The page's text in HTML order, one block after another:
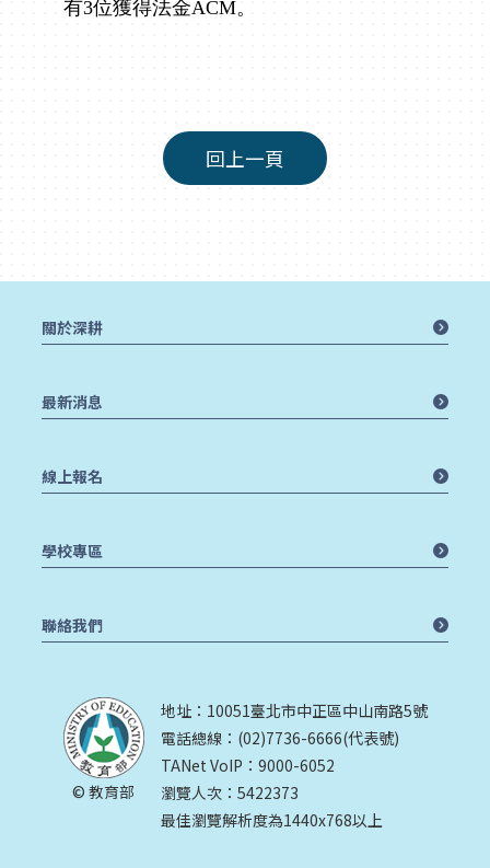
有3位獲得法金ACM。
回上一頁
© 教育部
地址：10051臺北市中正區中山南路5號
電話總線：(02)7736-6666(代表號)
TANet VoIP：9000-6052
瀏覽人次：5422373
最佳瀏覽解析度為1440x768以上
關於深耕
最新消息
線上報名
學校專區
聯絡我們